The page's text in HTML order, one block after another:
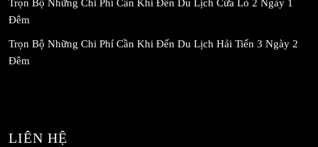
Trọn Bộ Những Chi Phí Cần Khi Đến Du Lịch Cửa Lò 2 Ngày 1
Đêm
Trọn Bộ Những Chi Phí Cần Khi Đến Du Lịch Hải Tiến 3 Ngày 2
Đêm
LIÊN HỆ